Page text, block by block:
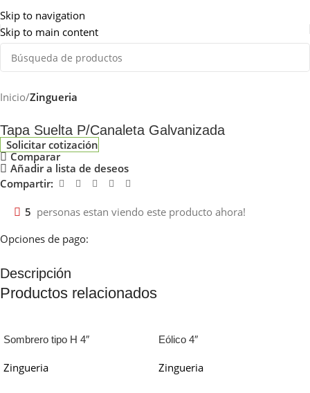
Skip to navigation
Skip to main content
Inicio Zingueria
Tapa Suelta P/Canaleta Galvanizada
Solicitar cotización
Comparar
Añadir a lista de deseos
Compartir:
5 personas estan viendo este producto ahora!
Opciones de pago:
Descripción
Productos relacionados
Sombrero tipo H 4″
Zingueria
Eólico 4″
Zingueria